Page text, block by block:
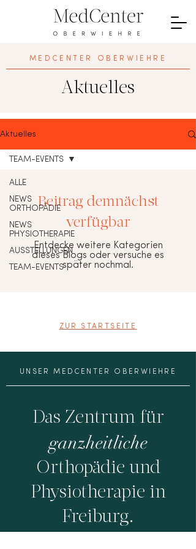
MEDCENTER OBERWIEHRE
Aktuelles
Aktuelles
ALLE
NEWS
ORTHOPÄDIE
NEWS
PHYSIOTHERAPIE
AUSSTELLUNGEN
TEAM-EVENTS
TEAM-EVENTS
Beitrag demnächst
verfügbar
Entdecke weitere Kategorien
dieses Blogs oder versuche es
später nochmal.
ZUR STARTSEITE
UNSER MEDCENTER OBERWIEHRE
Das Zentrum für
ganzheitliche
Orthopädie und
Physiotherapie in
Freiburg.